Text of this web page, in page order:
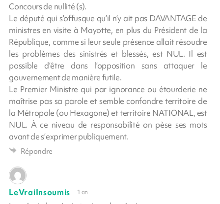
Concours de nullité (s).
Le député qui s’offusque qu’il n’y ait pas DAVANTAGE de
ministres en visite à Mayotte, en plus du Président de la
République, comme si leur seule présence allait résoudre
les problèmes des sinistrés et blessés, est NUL. Il est
possible d’être dans l’opposition sans attaquer le
gouvernement de manière futile.
Le Premier Ministre qui par ignorance ou étourderie ne
maîtrise pas sa parole et semble confondre territoire de
la Métropole (ou Hexagone) et territoire NATIONAL, est
NUL. À ce niveau de responsabilité on pèse ses mots
avant de s’exprimer publiquement.
Répondre
LeVraiInsoumis 1 an